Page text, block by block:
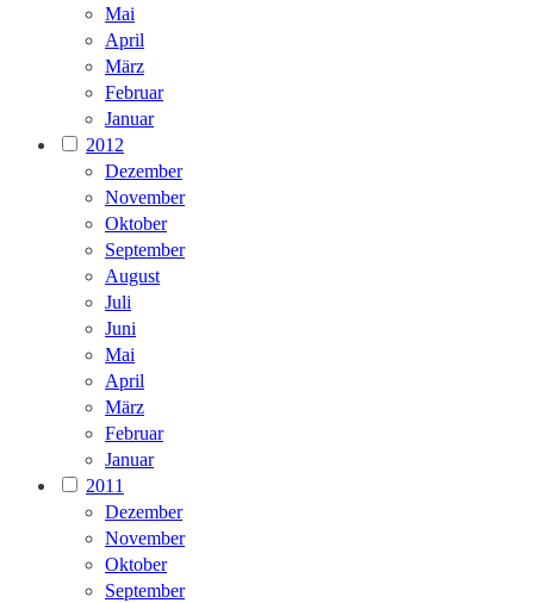
Mai
April
März
Februar
Januar
2012
Dezember
November
Oktober
September
August
Juli
Juni
Mai
April
März
Februar
Januar
2011
Dezember
November
Oktober
September